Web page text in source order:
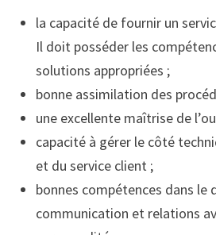
la capacité de fournir un
Il doit posséder les
solutions appropriées ;
bonne assimilation des
une excellente maîtrise de
capacité à gérer le côté
et du service client ;
bonnes compétences dans le
communication et relations